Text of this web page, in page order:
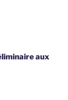
aux